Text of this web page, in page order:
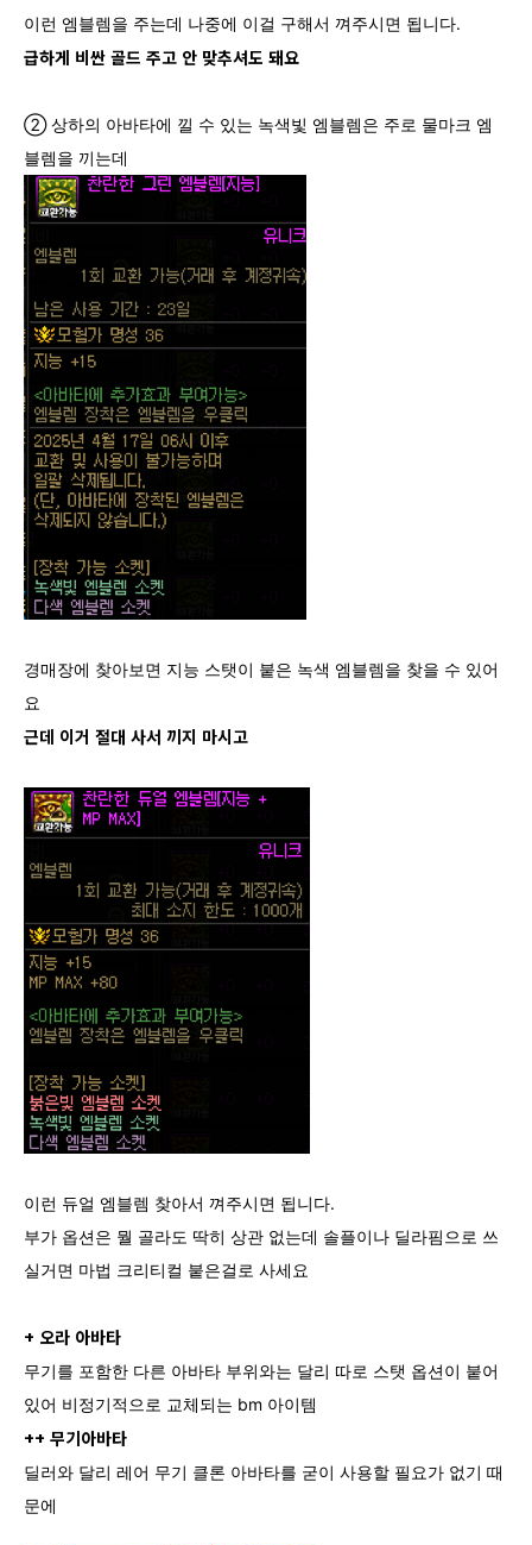
이런 엠블렘을 주는데 나중에 이걸 구해서 껴주시면 됩니다.
급하게 비싼 골드 주고 안 맞추셔도 돼요
② 상하의 아바타에 낄 수 있는 녹색빛 엠블렘은 주로 물마크 엠
블렘을 끼는데
경매장에 찾아보면 지능 스탯이 붙은 녹색 엠블렘을 찾을 수 있어
요
근데 이거 절대 사서 끼지 마시고
이런 듀얼 엠블렘 찾아서 껴주시면 됩니다.
부가 옵션은 뭘 골라도 딱히 상관 없는데 솔플이나 딜라핌으로 쓰
실거면 마법 크리티컬 붙은걸로 사세요
+ 오라 아바타
무기를 포함한 다른 아바타 부위와는 달리 따로 스탯 옵션이 붙어
있어 비정기적으로 교체되는 bm 아이템
++ 무기아바타
딜러와 달리 레어 무기 클론 아바타를 굳이 사용할 필요가 없기 때
문에